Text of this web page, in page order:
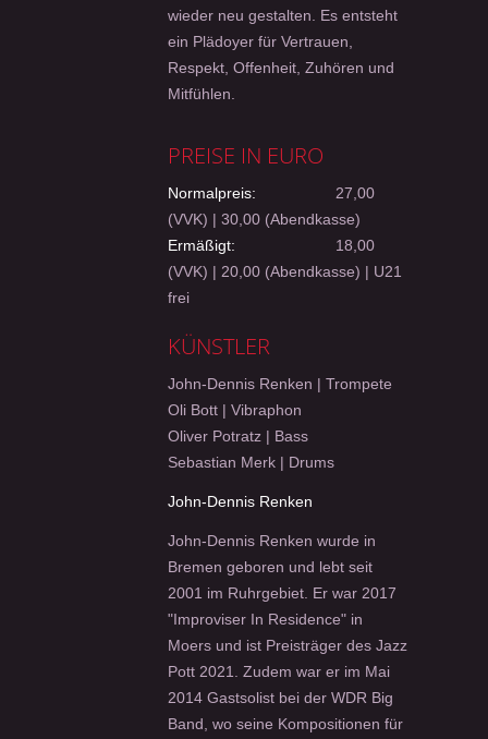
wieder neu gestalten. Es entsteht
ein Plädoyer für Vertrauen,
Respekt, Offenheit, Zuhören und
Mitfühlen.
PREISE IN EURO
Normalpreis:
27,00
(VVK) | 30,00 (Abendkasse)
Ermäßigt:
18,00
(VVK) | 20,00 (Abendkasse) | U21
frei
KÜNSTLER
John-Dennis Renken | Trompete
Oli Bott | Vibraphon
Oliver Potratz | Bass
Sebastian Merk | Drums
John-Dennis Renken
John-Dennis Renken wurde in
Bremen geboren und lebt seit
2001 im Ruhrgebiet. Er war 2017
"Improviser In Residence" in
Moers und ist Preisträger des Jazz
Pott 2021. Zudem war er im Mai
2014 Gastsolist bei der WDR Big
Band, wo seine Kompositionen für